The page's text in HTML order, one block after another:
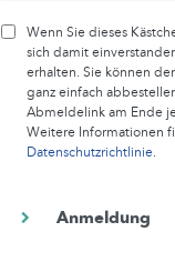
Wenn Sie dieses
sich damit
erhalten. Sie können
ganz einfach
Abmeldelink am Ende
Weitere Informationen
Datenschutzrichtlinie.